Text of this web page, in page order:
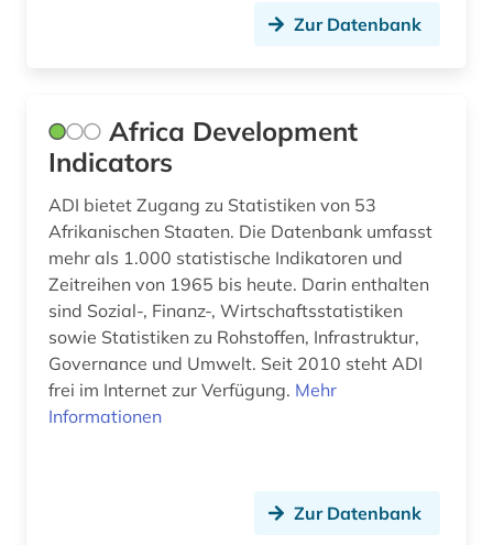
elektronische zeitschrift (26)
elektronische zeitung (1)
elektronisches buch (88)
elementarbildung (1)
empirische sozialforschung (7)
Zur Datenbank
Africa Development
Indicators
ADI bietet Zugang zu Statistiken von 53
Afrikanischen Staaten. Die Datenbank umfasst
mehr als 1.000 statistische Indikatoren und
Zeitreihen von 1965 bis heute. Darin enthalten
sind Sozial-, Finanz-, Wirtschaftsstatistiken
sowie Statistiken zu Rohstoffen, Infrastruktur,
Governance und Umwelt. Seit 2010 steht ADI
frei im Internet zur Verfügung. Mehr
Informationen
Zur Datenbank